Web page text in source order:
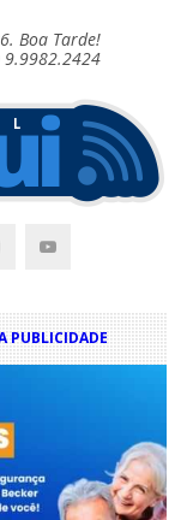
Boa Tarde!
9.9982.2424
PUBLICIDADE